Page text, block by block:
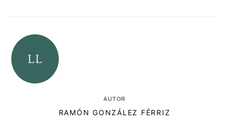
AUTOR
RAMÓN GONZÁLEZ FÉRRIZ